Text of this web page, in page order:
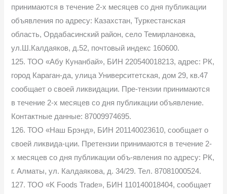
принимаются в течение 2-х месяцев со дня публикации
объявления по адресу: Казахстан, Туркестанская
область, Ордабасинский район, село Темирлановка,
ул.Ш.Калдаяков, д.52, почтовый индекс 160600.
125. ТОО «Абу Кунанбай», БИН 220540018213, адрес: РК,
город Караган-да, улица Университетская, дом 29, кв.47
сообщает о своей ликвидации. Пре-тензии принимаются
в течение 2-х месяцев со дня публикации объявление.
Контактные данные: 87009974695.
126. ТОО «Наш Брэнд», БИН 201140023610, сообщает о
своей ликвида-ции. Претензии принимаются в течение 2-
х месяцев со дня публикации объ-явления по адресу: РК,
г. Алматы, ул. Калдаякова, д. 34/29. Тел. 87081000524.
127. ТОО «K Foods Trade», БИН 110140018404, сообщает